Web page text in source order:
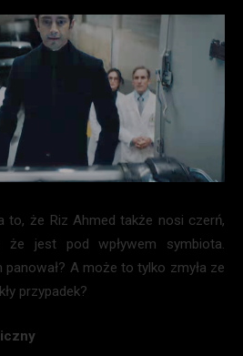
to, że Riz Ahmed także nosi czerń,
że jest pod wpływem symbiota.
panował? A może to tylko zmyła ze
przypadek?